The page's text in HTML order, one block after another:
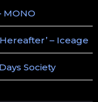
MONO
– Iceage
Society